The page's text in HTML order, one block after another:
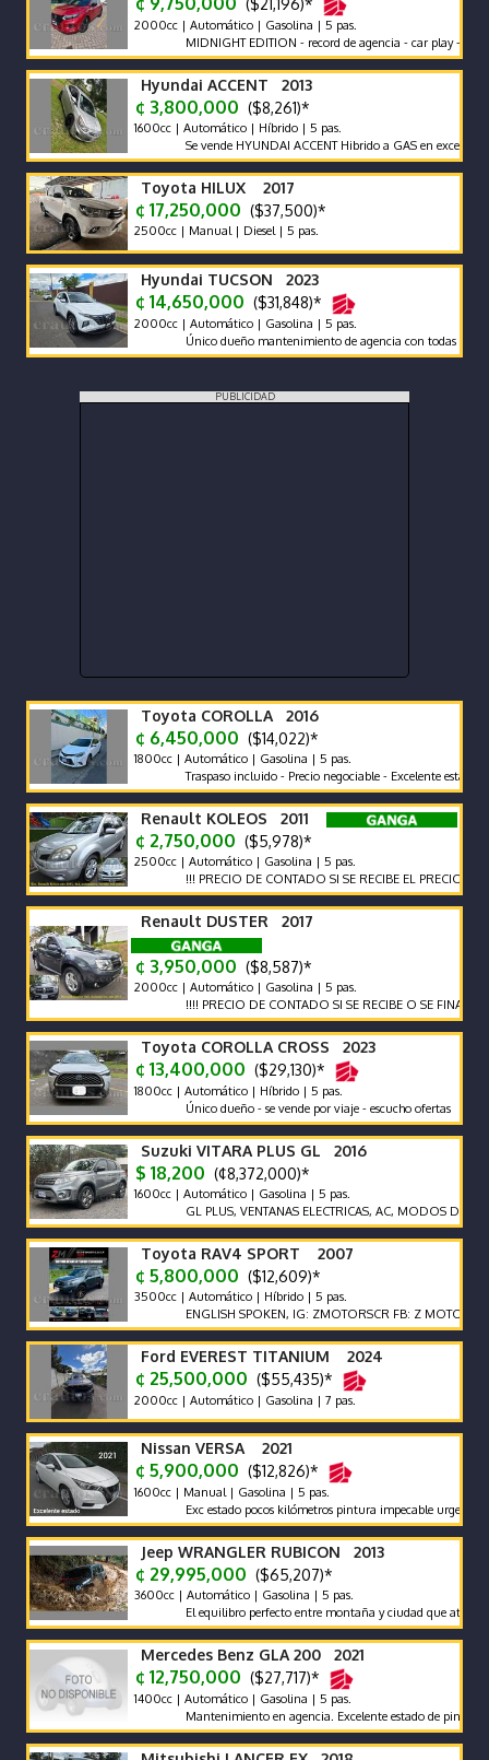
($21,196)*
2000cc | Automático | Gasolina | 5 pas.
MIDNIGHT EDITION - record de agencia - car play - poco km
Hyundai ACCENT 2013
¢ 3,800,000 ($8,261)*
1600cc | Automático | Híbrido | 5 pas.
Se vende HYUNDAI ACCENT Hibrido a GAS en excelente
Toyota HILUX 2017
¢ 17,250,000 ($37,500)*
2500cc | Manual | Diesel | 5 pas.
Hyundai TUCSON 2023
¢ 14,650,000 ($31,848)*
2000cc | Automático | Gasolina | 5 pas.
Único dueño mantenimiento de agencia con todas las
PUBLICIDAD
Toyota COROLLA 2016
¢ 6,450,000 ($14,022)*
1800cc | Automático | Gasolina | 5 pas.
Traspaso incluido - Precio negociable - Excelente estado
Renault KOLEOS 2011
¢ 2,750,000 ($5,978)*
2500cc | Automático | Gasolina | 5 pas.
!!! PRECIO DE CONTADO SI SE RECIBE EL PRECIO VARIA !!!
Renault DUSTER 2017
¢ 3,950,000 ($8,587)*
2000cc | Automático | Gasolina | 5 pas.
!!!! PRECIO DE CONTADO SI SE RECIBE O SE FINANCIA EL
Toyota COROLLA CROSS 2023
¢ 13,400,000 ($29,130)*
1800cc | Automático | Híbrido | 5 pas.
Único dueño - se vende por viaje - escucho ofertas
Suzuki VITARA PLUS GL 2016
$ 18,200 (¢8,372,000)*
1600cc | Automático | Gasolina | 5 pas.
GL PLUS, VENTANAS ELECTRICAS, AC, MODOS DE
Toyota RAV4 SPORT 2007
¢ 5,800,000 ($12,609)*
3500cc | Automático | Híbrido | 5 pas.
ENGLISH SPOKEN, IG: ZMOTORSCR FB: Z MOTORS.
Ford EVEREST TITANIUM 2024
¢ 25,500,000 ($55,435)*
2000cc | Automático | Gasolina | 7 pas.
Nissan VERSA 2021
¢ 5,900,000 ($12,826)*
1600cc | Manual | Gasolina | 5 pas.
Exc estado pocos kilómetros pintura impecable urge vender
Jeep WRANGLER RUBICON 2013
¢ 29,995,000 ($65,207)*
3600cc | Automático | Gasolina | 5 pas.
El equilibro perfecto entre montaña y ciudad que atrae
Mercedes Benz GLA 200 2021
¢ 12,750,000 ($27,717)*
1400cc | Automático | Gasolina | 5 pas.
Mantenimiento en agencia. Excelente estado de pintura.